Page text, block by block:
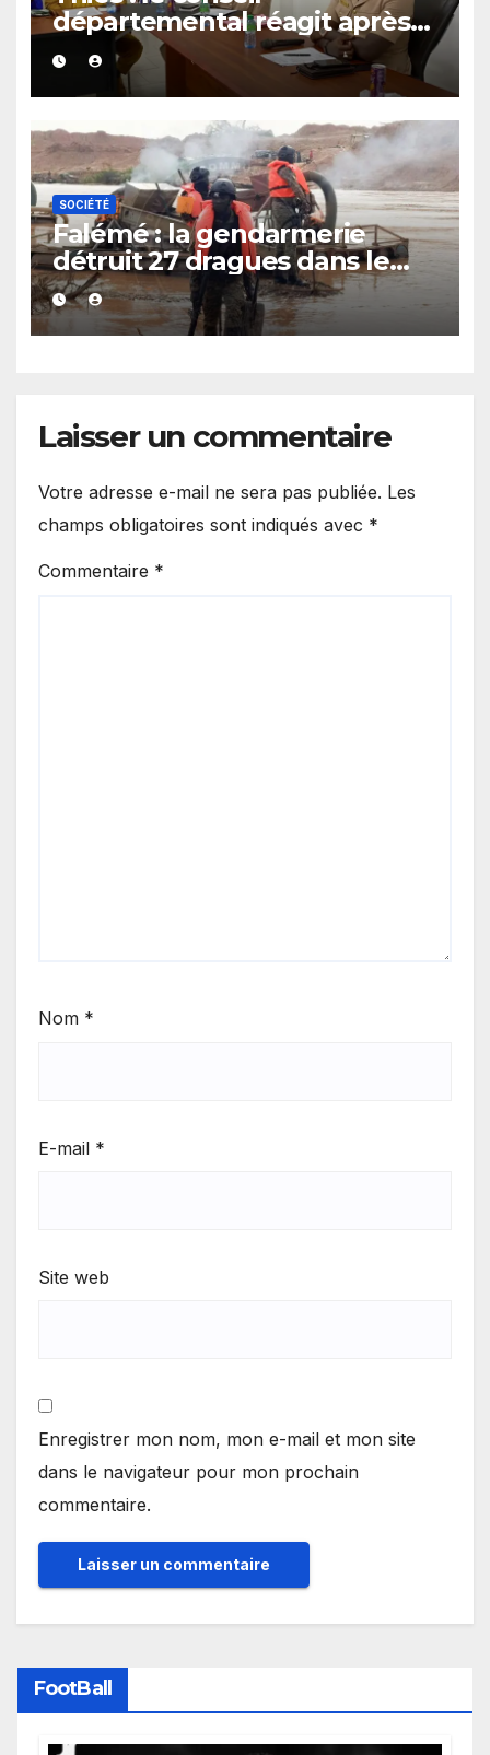
départemental réagit après
le rappel à l’ordre du
gouverneur
SOCIÉTÉ
Falémé : la gendarmerie
détruit 27 dragues dans le
cadre de la lutte contre
l’exploitation illégale
Laisser un commentaire
Votre adresse e-mail ne sera pas publiée. Les
champs obligatoires sont indiqués avec *
Commentaire *
Nom *
E-mail *
Site web
Enregistrer mon nom, mon e-mail et mon site
dans le navigateur pour mon prochain
commentaire.
FootBall